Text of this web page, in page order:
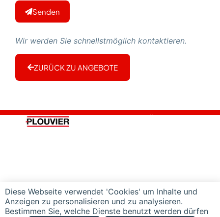
Senden
Wir werden Sie schnellstmöglich kontaktieren.
ZURÜCK ZU ANGEBOTE
RECHTLICHE HINWEISE
Diese Webseite verwendet 'Cookies' um Inhalte und
Anzeigen zu personalisieren und zu analysieren.
Bestimmen Sie, welche Dienste benutzt werden dürfen